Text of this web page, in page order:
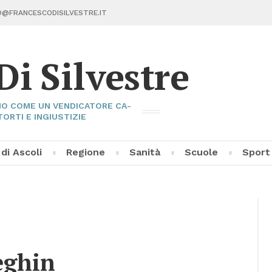
Sil­ve­stre
COME UN VEN­DI­CA­TO­RE CA­
E IN­GIU­STI­ZIE
Asco­li Re­gio­ne Sa­ni­tà Scuo­le Sport